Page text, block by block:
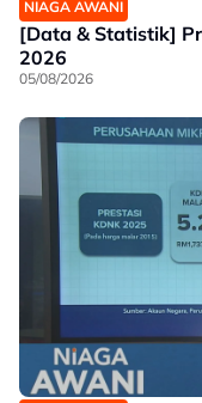
NIAGA AWANI
[Data & Statistik]
2026
05/08/2026